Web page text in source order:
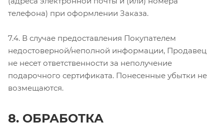
телефона) при оформлении Заказа.
7.4. В случае предоставления Покупателем
недостоверной/неполной информации, Продавец
не несет ответственности за неполучение
подарочного сертификата. Понесенные убытки не
возмещаются.
8. ОБРАБОТКА